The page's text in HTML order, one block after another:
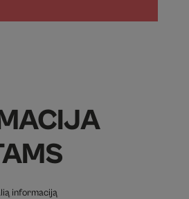
informaciją